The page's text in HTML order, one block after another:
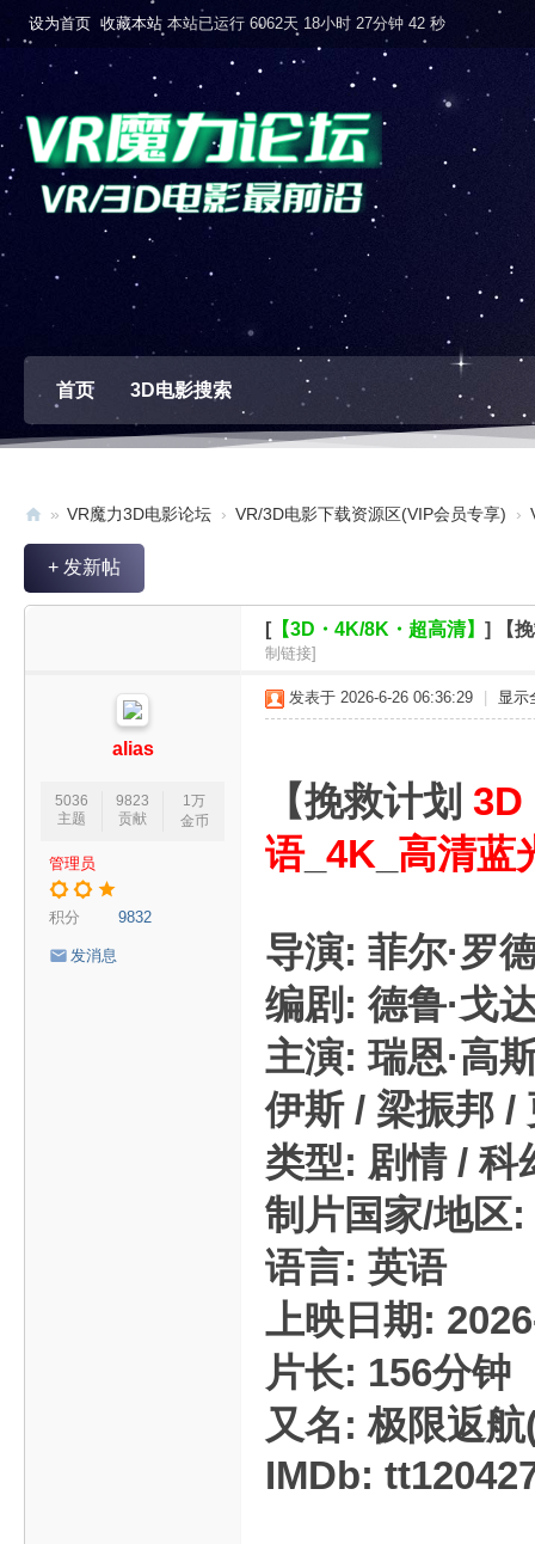
设为首页 收藏本站 本站已运行 6062天 18小时 27分钟 42 秒
首页 3D电影搜索
V
» VR魔力3D电影论坛 › VR/3D电影下载资源区(VIP会员专享) ›
+ 发新帖
[【3D・4K/8K・超高清】 ] 【
制链接]
alias
5036
主题
9823
贡献
1万
金币
管理员
积分 9832
发消息
发表于 2026-6-26 06:36:29 显示
【挽救计划 3D
语_ 4K 高清蓝
导演: 菲尔·罗
编剧: 德鲁·戈
主演: 瑞恩·高
伊斯 / 梁振邦 /
类型: 剧情 / 科
制片国家/地区:
语言: 英语
上映日期:
片长: 156分钟
又名: 极限返
IMDb: